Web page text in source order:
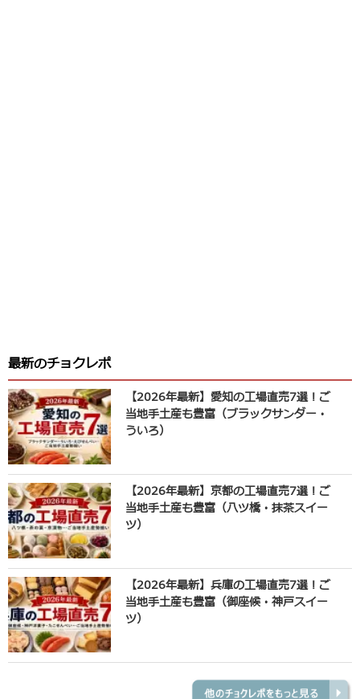
最新のチョクレポ
【2026年最新】愛知の工場直売7選！ご
当地手土産も豊富（ブラックサンダー・
ういろ）
【2026年最新】京都の工場直売7選！ご
当地手土産も豊富（八ツ橋・抹茶スイー
ツ）
【2026年最新】兵庫の工場直売7選！ご
当地手土産も豊富（御座候・神戸スイー
ツ）